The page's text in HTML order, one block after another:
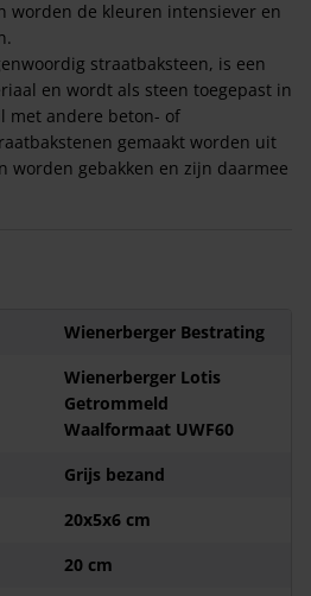
worden de kleuren intensiever en
straatbaksteen, is een
en wordt als steen toegepast in
met andere beton- of
gemaakt worden uit
worden gebakken en zijn daarmee
UWF60 gelegd kunnen
de samenhang van bestrating zo
zijn: Halfsteenverband,
en Blokverband.
Wienerberger Bestrating
Wienerberger Lotis
Getrommeld
Waalformaat UWF60
Grijs bezand
20x5x6 cm
20 cm